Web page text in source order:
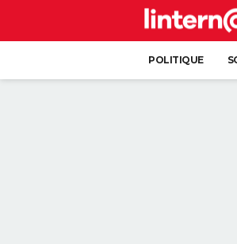
POLITIQUE